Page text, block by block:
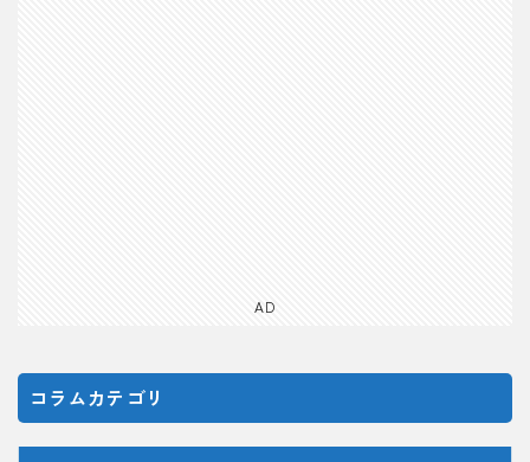
AD
コラムカテゴリ